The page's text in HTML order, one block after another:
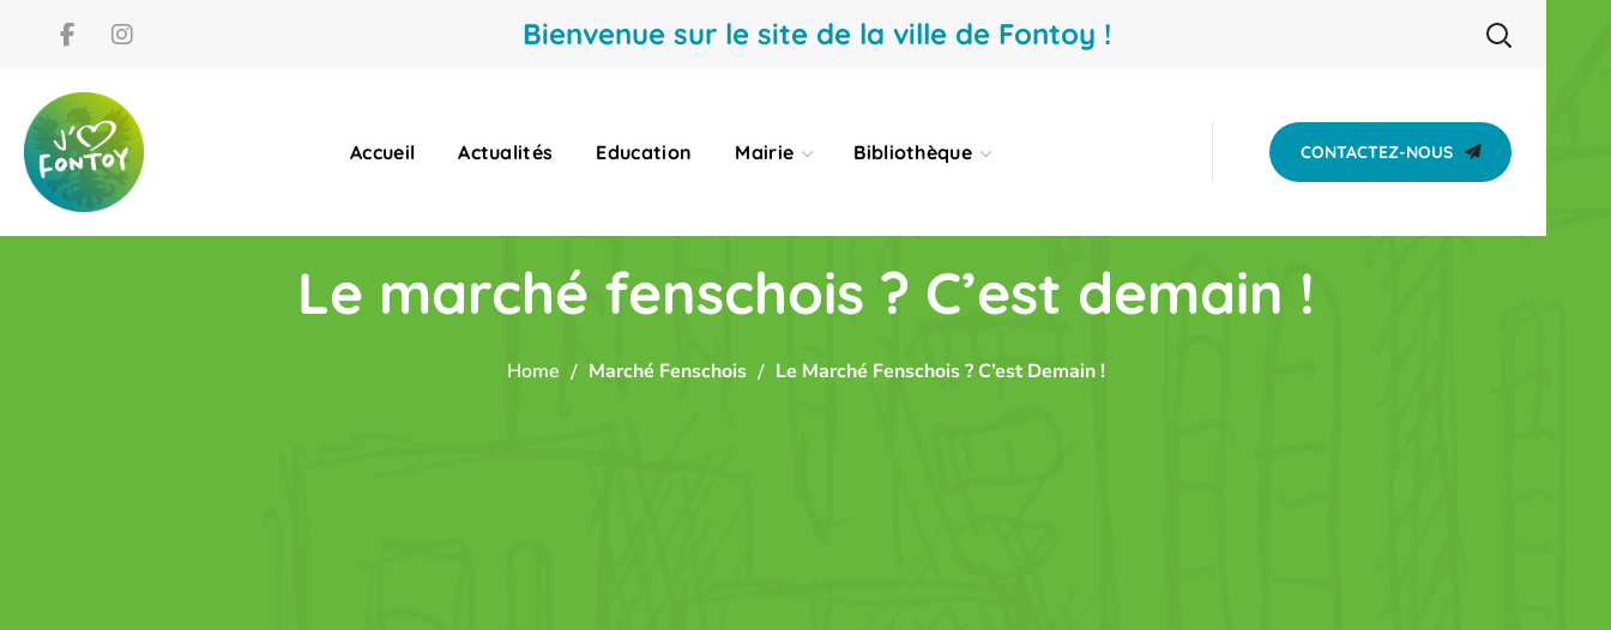
Bienvenue sur le site de la ville de Fontoy !
Accueil Actualités Education Mairie Bibliothèque CONTACTEZ-NOUS
Le marché fenschois ? C’est demain !
Home Marché Fenschois Le Marché Fenschois ? C’est Demain !